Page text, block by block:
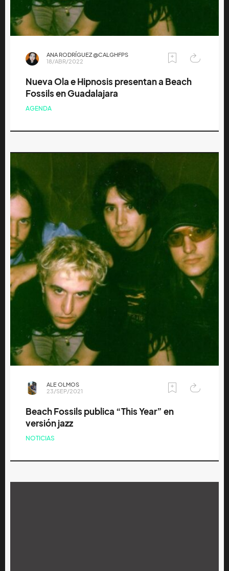
ANA RODRÍGUEZ @CALGHFPS
18/ABR/2022
Nueva Ola e Hipnosis presentan a Beach
Fossils en Guadalajara
AGENDA
ALE OLMOS
23/SEP/2021
Beach Fossils publica “This Year” en
versión jazz
NOTICIAS